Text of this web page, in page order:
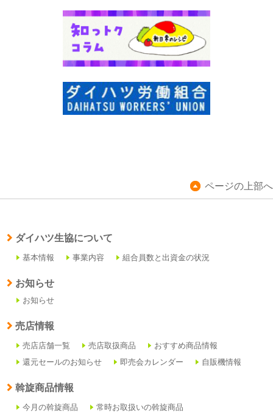
ページの上部へ
ダイハツ生協について
基本情報 事業内容 組合員数と出資金の状況
お知らせ
お知らせ
売店情報
売店店舗一覧 売店取扱商品
おすすめ商品情報
還元セールのお知らせ
即売会カレンダー 自販機情報
斡旋商品情報
今月の斡旋商品 常時お取扱いの斡旋商品